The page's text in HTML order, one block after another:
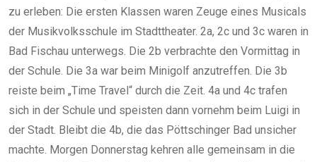
zu erleben: Die ersten Klassen waren Zeuge eines Musicals
der Musikvolksschule im Stadttheater. 2a, 2c und 3c waren in
Bad Fischau unterwegs. Die 2b verbrachte den Vormittag in
der Schule. Die 3a war beim Minigolf anzutreffen. Die 3b
reiste beim „Time Travel“ durch die Zeit. 4a und 4c trafen
sich in der Schule und speisten dann vornehm beim Luigi in
der Stadt. Bleibt die 4b, die das Pöttschinger Bad unsicher
machte. Morgen Donnerstag kehren alle gemeinsam in die